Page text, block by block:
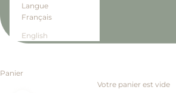
Langue
Français
English
Panier
Votre panier est vide